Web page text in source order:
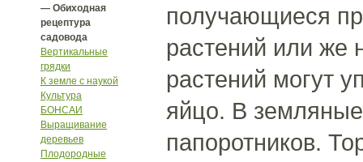
— Обиходная
рецептура
садовода
Вертикальные
грядки
К земле с наукой
Культура
БОНСАИ
Выращивание
деревьев
Плодородные
получающиеся
растений или же
растений могут
яйцо. В
папоротников.